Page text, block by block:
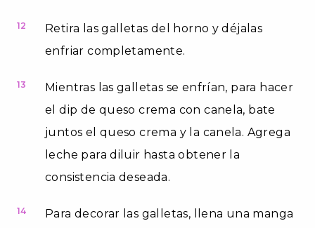
12
Retira las galletas del horno y déjalas
enfriar completamente.
13
Mientras las galletas se enfrían, para hacer
el dip de queso crema con canela, bate
juntos el queso crema y la canela. Agrega
leche para diluir hasta obtener la
consistencia deseada.
14
Para decorar las galletas, llena una manga